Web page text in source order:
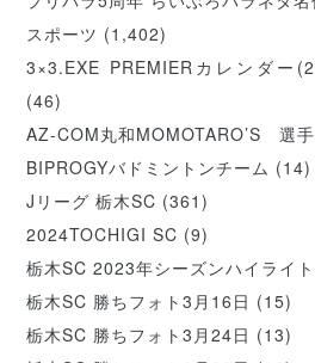
スポーツ (1,402)
3×3.EXE PREMIERカレンダー
(46)
AZ-COM丸和MOMOTARO’S 選
BIPROGYバドミントンチーム (14)
Jリーグ 栃木SC (361)
2024TOCHIGI SC (9)
栃木SC 2023年シーズンハイライト
栃木SC 勝ちフォト3月16日 (15)
栃木SC 勝ちフォト3月24日 (13)